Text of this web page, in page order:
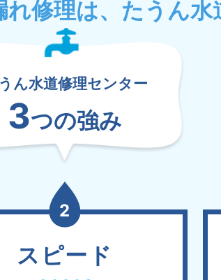
修理は、たうん
ん水道修理センター
3つの強み
2
スピード